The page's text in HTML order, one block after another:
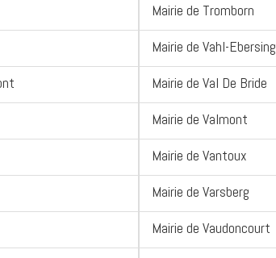
Mairie de Tromborn
Mairie de Vahl-Ebersing
Mairie de Val De Bride
Mairie de Valmont
Mairie de Vantoux
Mairie de Varsberg
Mairie de Vaudoncourt